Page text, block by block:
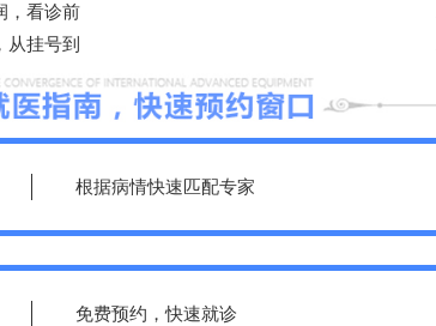
，看诊前
从挂号到
根据病情快速匹配专家
免费预约，快速就诊